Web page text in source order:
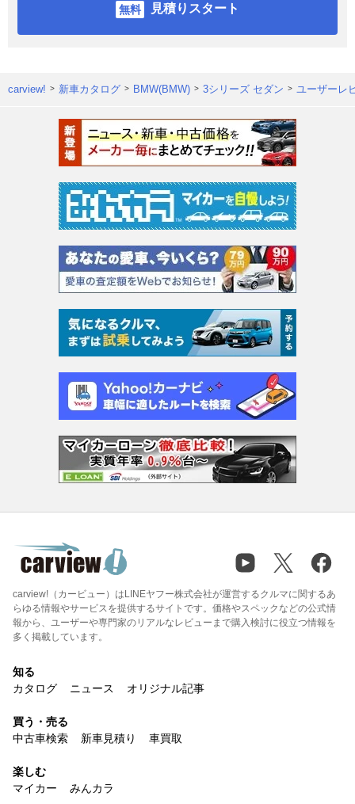
見積りスタート
carview! 新車カタログ BMW(BMW) 3シリーズ セダン ユーザーレ
carview!（カービュー）はLINEヤフー株式会社が運営するクルマに関するあ
らゆる情報やサービスを提供するサイトです。価格やスペックなどの公式情
報から、ユーザーや専門家のリアルなレビューまで購入検討に役立つ情報を
多く掲載しています。
知る
カタログ
ニュース オリジナル記事
買う・売る
中古車検索
新車見積り 車買取
楽しむ
マイカー
みんカラ